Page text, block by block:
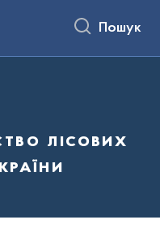
Пошук
лісових